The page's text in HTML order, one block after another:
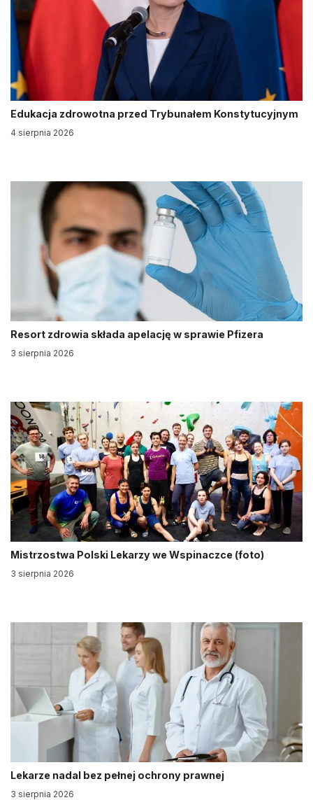
Edukacja zdrowotna przed Trybunałem Konstytucyjnym
4 sierpnia 2026
Resort zdrowia składa apelację w sprawie Pfizera
3 sierpnia 2026
Mistrzostwa Polski Lekarzy we Wspinaczce (foto)
3 sierpnia 2026
Lekarze nadal bez pełnej ochrony prawnej
3 sierpnia 2026